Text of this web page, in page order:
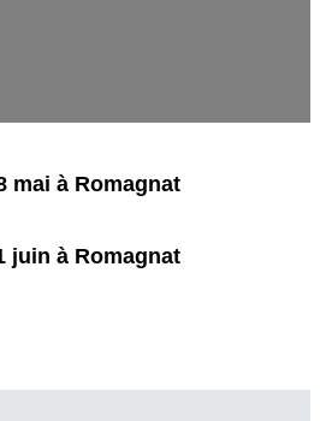
mai à Romagnat
juin à Romagnat